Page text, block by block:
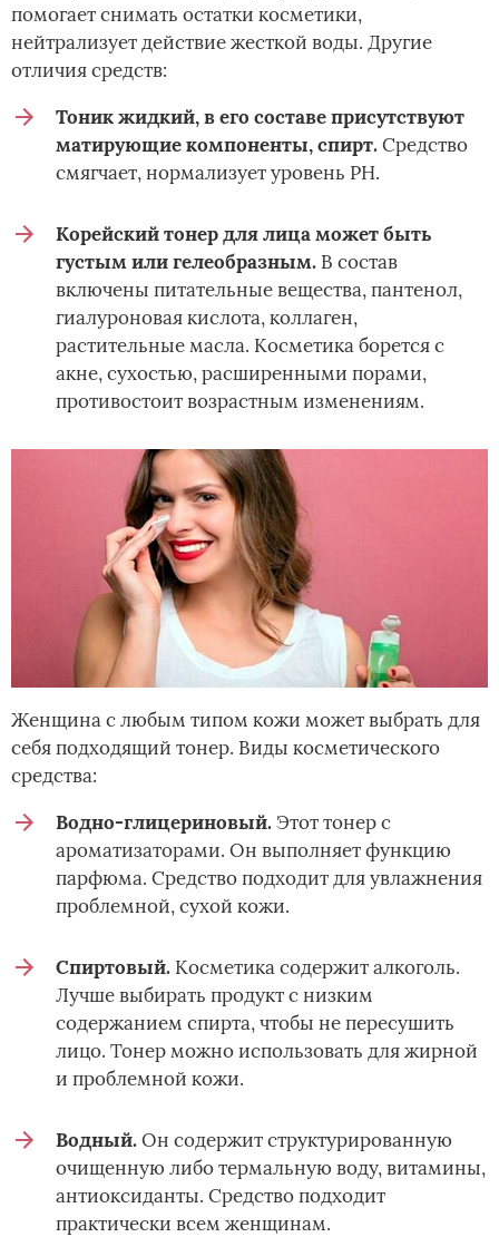
помогает снимать остатки косметики,
нейтрализует действие жесткой воды. Другие
отличия средств:
Тоник жидкий, в его составе присутствуют
матирующие компоненты, спирт.Средство
смягчает, нормализует уровень PH.
Корейский тонер для лица может быть
густым или гелеобразным. В состав
включены питательные вещества, пантенол,
гиалуроновая кислота, коллаген,
растительные масла. Косметика борется с
акне, сухостью, расширенными порами,
противостоит возрастным изменениям.
Женщина с любым типом кожи может выбрать для
себя подходящий тонер. Виды косметического
средства:
Водно-глицериновый.Этот тонер с
ароматизаторами. Он выполняет функцию
парфюма. Средство подходит для увлажнения
проблемной, сухой кожи.
Спиртовый. Косметика содержит алкоголь.
Лучше выбирать продукт с низким
содержанием спирта, чтобы не пересушить
лицо. Тонер можно использовать для жирной
и проблемной кожи.
Водный.Он содержит структурированную
очищенную либо термальную воду, витамины,
антиоксиданты. Средство подходит
практически всем женщинам.